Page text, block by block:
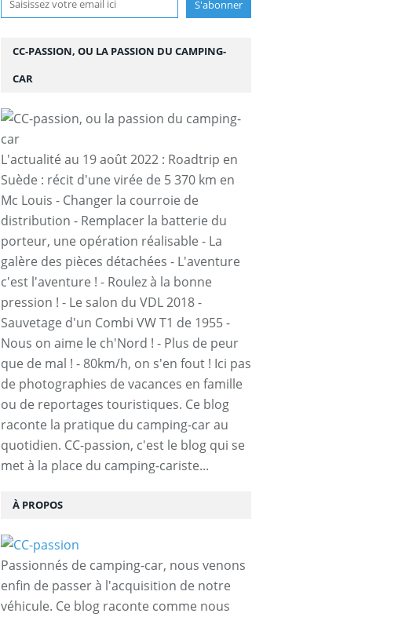
CC-PASSION, OU LA PASSION DU CAMPING-
CAR
L'actualité au 19 août 2022 : Roadtrip en
Suède : récit d'une virée de 5 370 km en
Mc Louis - Changer la courroie de
distribution - Remplacer la batterie du
porteur, une opération réalisable - La
galère des pièces détachées - L'aventure
c'est l'aventure ! - Roulez à la bonne
pression ! - Le salon du VDL 2018 -
Sauvetage d'un Combi VW T1 de 1955 -
Nous on aime le ch'Nord ! - Plus de peur
que de mal ! - 80km/h, on s'en fout ! Ici pas
de photographies de vacances en famille
ou de reportages touristiques. Ce blog
raconte la pratique du camping-car au
quotidien. CC-passion, c'est le blog qui se
met à la place du camping-cariste...
À PROPOS
Passionnés de camping-car, nous venons
enfin de passer à l'acquisition de notre
véhicule. Ce blog raconte comme nous